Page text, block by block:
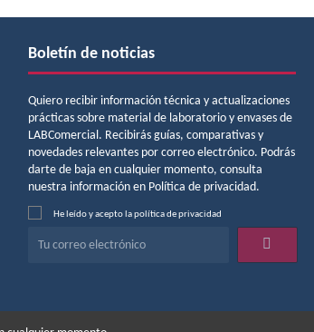
Boletín de noticias
Quiero recibir información técnica y actualizaciones
prácticas sobre material de laboratorio y envases de
LABComercial. Recibirás guías, comparativas y
novedades relevantes por correo electrónico. Podrás
darte de baja en cualquier momento, consulta
nuestra información en Política de privacidad.
He leído y acepto lapolítica de privacidad